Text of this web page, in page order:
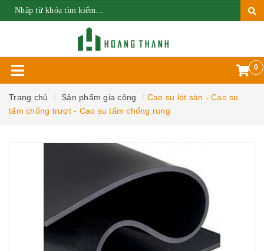
0
Trang chủ Sản phẩm gia công
Cao su lót sàn - Cao su
tấm chống trượt - Cao su tấm chống rung